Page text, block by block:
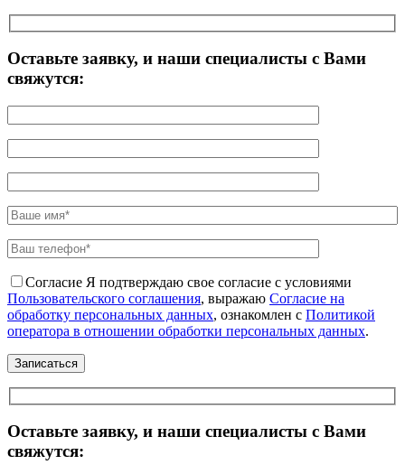
Оставьте заявку, и наши специалисты с Вами
свяжутся:
Согласие Я подтверждаю свое согласие с условиями
Пользовательского соглашения, выражаю Согласие на
обработку персональных данных, ознакомлен с Политикой
оператора в отношении обработки персональных данных.
Оставьте заявку, и наши специалисты с Вами
свяжутся: